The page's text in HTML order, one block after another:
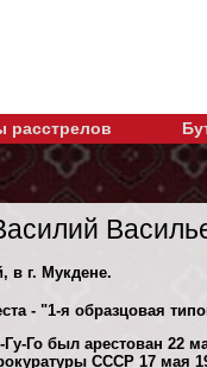
расстрелов
в г. Мукдене.
- "1-я образцовая
Го был арестован 22
СССР 17 мая